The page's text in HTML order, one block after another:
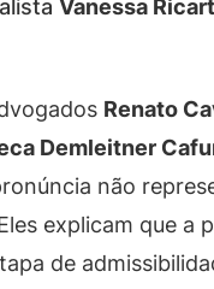
Vanessa
Renato
Demleitner
não
explicam que a
de